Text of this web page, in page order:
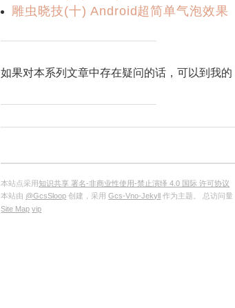
雕虫晓技(十) Android超简单气泡效果
如果对本系列文章中存在疑问的话，可以到我的
本站点采用知识共享 署名-非商业性使用-禁止演绎 4.0 国际 许可协议
本站由 @GcsSloop 创建，采用Gcs-Vno-Jekyll 作为主题。 总访问量
Site Map vip